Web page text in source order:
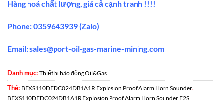
Hàng hoá chất lượng, giá cả cạnh tranh !!!!
Phone: 0359643939 (Zalo)
Email:sales@port-oil-gas-marine-mining.com
Danh mục: Thiết bị báo động Oil&Gas
Thẻ: BEXS110DFDC024DB1A1R Explosion Proof Alarm Horn Sounder,
BEXS110DFDC024DB1A1R Explosion Proof Alarm Horn Sounder E2S